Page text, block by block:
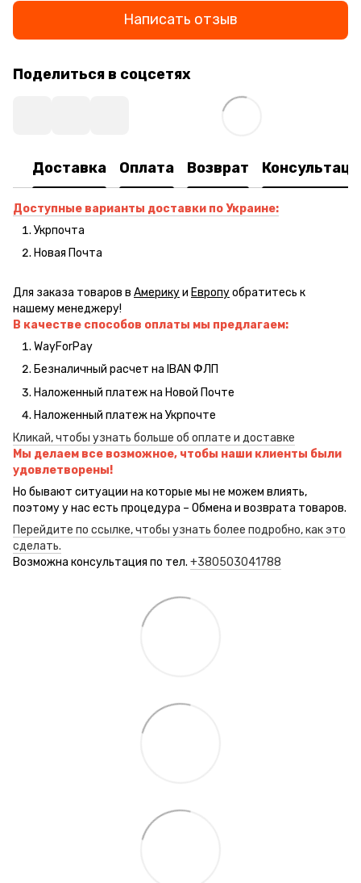
Написать отзыв
Поделиться в соцсетях
Доставка Оплата Возврат
Доступные варианты доставки по Украине:
Укрпочта
Новая Почта
Для заказа товаров в Америкуи Европуобратитесь к
нашему менеджеру!
В качестве способов оплаты мы предлагаем:
WayForPay
Безналичный расчет на IBAN ФЛП
Наложенный платеж на Новой Почте
Наложенный платеж на Укрпочте
Кликай, чтобы узнать больше об оплате и доставке
Мы делаем все возможное, чтобы наши клиенты были
удовлетворены!
Но бывают ситуации на которые мы не можем влиять,
поэтому у нас есть процедура – Обмена и возврата товаров.
Перейдите по ссылке, чтобы узнать более подробно, как это
сделать.
Возможна консультация по тел. +380503041788